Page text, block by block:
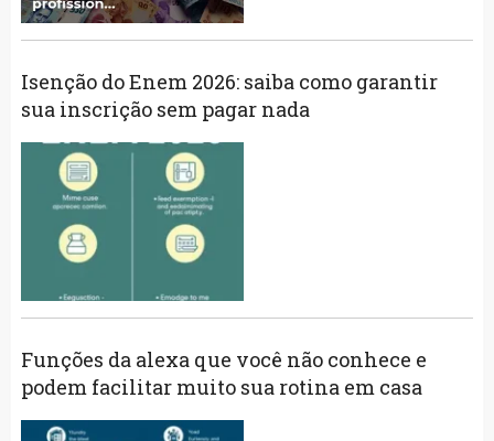
Isenção do Enem 2026: saiba como garantir
sua inscrição sem pagar nada
Funções da alexa que você não conhece e
podem facilitar muito sua rotina em casa